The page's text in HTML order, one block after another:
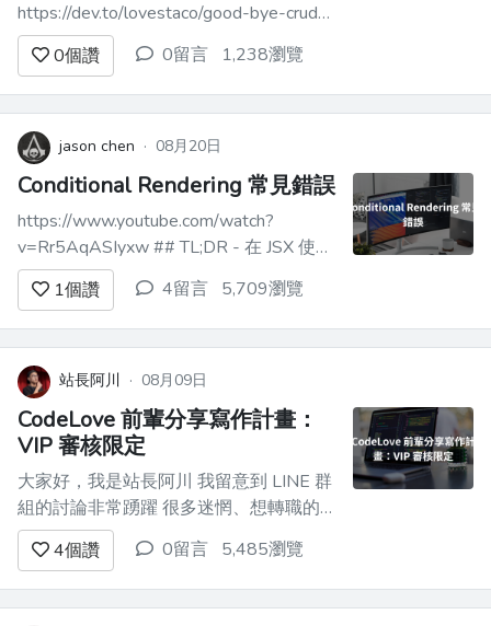
https://dev.to/lovestaco/good-bye-crud-
apis-hello-sync-realtime-postgresql-
with-electricsql-1f8j ## API 的混亂：我
們的互動是否過於複雜？ Web 應用程式
上的每個操作都會...
0個讚 0留言 1,238瀏覽
jason chen · 08月20日
Conditional Rendering 常見錯誤
https://www.youtube.com/watch?
v=Rr5AqASIyxw ## TL;DR - 在 JSX 使用
0 時，雖然是 falsy 但還是渲染出來 - [官
方文件特別提醒要注意]
(https://react.dev/learn/conditional-
renderi...
1個讚 4留言 5,709瀏覽
站長阿川 · 08月09日
CodeLove 前輩分享寫作計畫：
VIP 審核限定
大家好，我是站長阿川 我留意到 LINE 群
組的討論非常踴躍 很多迷惘、想轉職的
新手，各種發問，都有業界工程師幫忙回
答，非常熱心！ 各位很多的回答「非常
詳細」，完整到我覺得：只有群組內的新
手看到，也太可惜！ 應該讓網路上更多
4個讚 0留言 5,485瀏覽